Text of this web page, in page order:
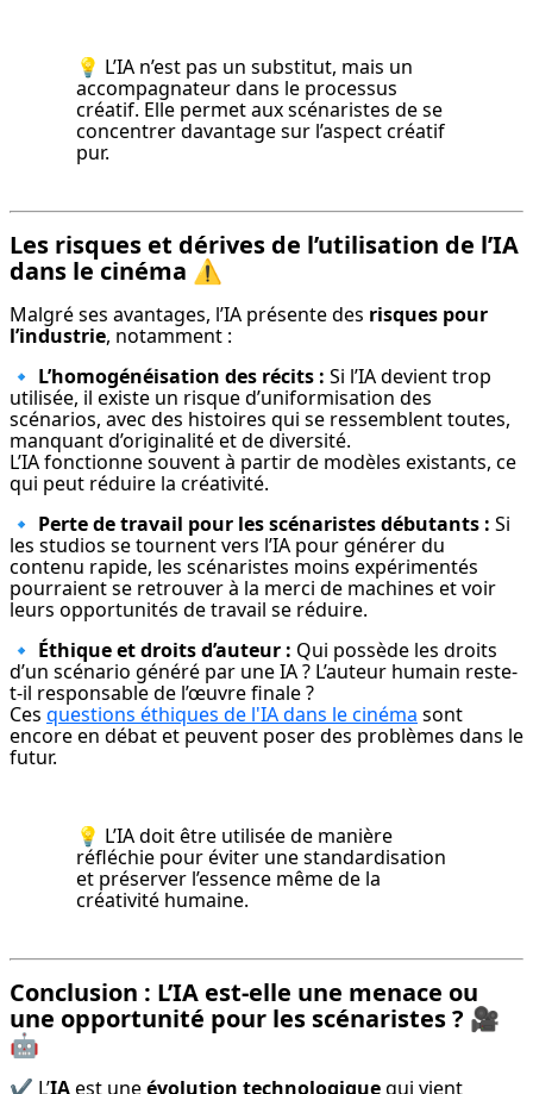
💡 L’IA n’est pas un substitut, mais un
accompagnateur dans le processus
créatif. Elle permet aux scénaristes de se
concentrer davantage sur l’aspect créatif
pur.
Les risques et dérives de l’utilisation de l’IA
dans le cinéma ⚠️
Malgré ses avantages, l’IA présente des risques pour
l’industrie, notamment :
🔹 L’homogénéisation des récits : Si l’IA devient trop
utilisée, il existe un risque d’uniformisation des
scénarios, avec des histoires qui se ressemblent toutes,
manquant d’originalité et de diversité.
L’IA fonctionne souvent à partir de modèles existants, ce
qui peut réduire la créativité.
🔹 Perte de travail pour les scénaristes débutants : Si
les studios se tournent vers l’IA pour générer du
contenu rapide, les scénaristes moins expérimentés
pourraient se retrouver à la merci de machines et voir
leurs opportunités de travail se réduire.
🔹 Éthique et droits d’auteur : Qui possède les droits
d’un scénario généré par une IA ? L’auteur humain reste-
t-il responsable de l’œuvre finale ?
Ces questions éthiques de l'IA dans le cinéma sont
encore en débat et peuvent poser des problèmes dans le
futur.
💡 L’IA doit être utilisée de manière
réfléchie pour éviter une standardisation
et préserver l’essence même de la
créativité humaine.
Conclusion : L’IA est-elle une menace ou
une opportunité pour les scénaristes ? 🎥
🤖
✔️ L’IA est une évolution technologique qui vient